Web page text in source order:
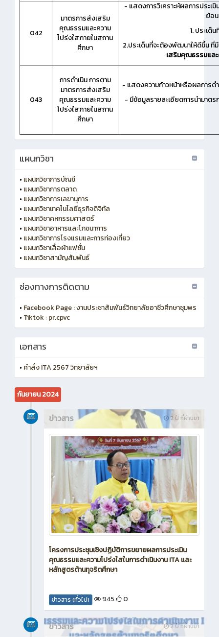
042
มาตรการส่งเสริม
คุณธรรมและความ
โปร่งใสภายในสถาน
ศึกษา
- แสดงการวิเคราะห์ผลการประเ
ย้อ
1. ประเด็
2.ประเด็นที่จะต้องพัฒนาให้ดีขึ้น
เสริมคุณธรรมแล
043
การดำเนิน การตาม
มาตรการส่งเสริม
คุณธรรมและความ
โปร่งใสภายในสถาน
ศึกษา
- แสดงความก้าวหน้าหรือผลการด
- มีข้อมูลรายละเอียดการนำมาต
แผนกวิชา
• แผนกวิชาการบัญชี
• แผนกวิชาการตลาด
• แผนกวิชาการเลขานุการ
• แผนกวิชาเทคโนโลยีธุรกิจดิจิทัล
• แผนกวิชาคหกรรมศาสตร์
• แผนกวิชาอาหารและโภชนาการ
• แผนกวิชาการโรงแรมและการท่องเที่ยว
• แผนกวิชาเสื้อผ้าแฟชั่น
• แผนกวิชาสามัญสัมพันธ์
ช่องทางการติดตาม
• Facebook Page : งานประชาสัมพันธ์วิทยาลัยอาชีวศึกษาชุมพร
• Tiktok : pr.cpvc
เอกสาร
• คำสั่ง ITA 2567 วิทยาลัยฯ
กันยายน 2024
2 ปี ที่ผ่านมา
ข่าวสาร
โครงการประชุมเชิงปฏิบัติการขยายผลการประเมิน
คุณธรรมและความโปร่งใสในการดำเนินงาน ITA และ
หลักสูตรต้านทุจริตศึกษา
ข่าวสาร (ทั่วไป) 945 0
2 ปี ที่ผ่านมา
ข่าวสาร